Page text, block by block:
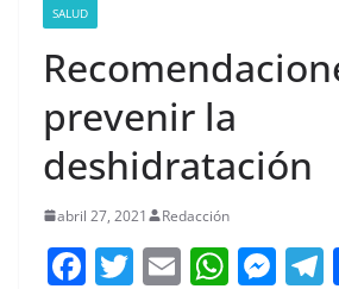
SALUD
prevenir la
deshidratación
abril 27, 2021 Redacción
F T E W M